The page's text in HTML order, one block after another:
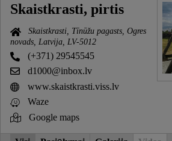
Skaistkrasti, pirtis
Skaistkrasti, Tīnūžu pagasts, Ogres
novads, Latvija, LV-5012
(+371) 29545545
d1000@inbox.lv
www.skaistkrasti.viss.lv
Waze
Google maps